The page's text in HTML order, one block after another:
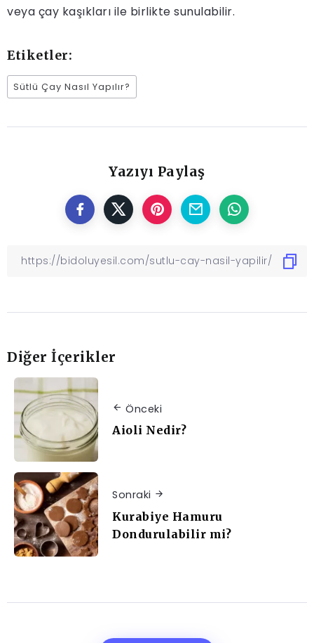
veya çay kaşıkları ile birlikte sunulabilir.
Etiketler:
Sütlü Çay Nasıl Yapılır?
Yazıyı Paylaş
Diğer İçerikler
Önceki
Aioli Nedir?
Sonraki
Kurabiye Hamuru
Dondurulabilir mi?